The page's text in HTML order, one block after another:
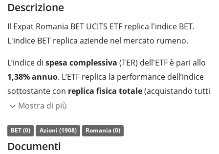
Descrizione
Il Expat Romania BET UCITS ETF replica l'indice BET.
L'indice BET replica aziende nel mercato rumeno.
L’indice di spesa complessiva (TER) dell'ETF è pari allo
1,38% annuo. L’ETF replica la performance dell’indice
sottostante con replica fisica totale(acquistando tutti
i componenti dello stesso). I dividendi dell'ETF sono
L’ETF Expat Romania BET UCITS ETF è un ETF di
Mostra di più
BET (0) Azioni (1908) Romania (0)
Documenti